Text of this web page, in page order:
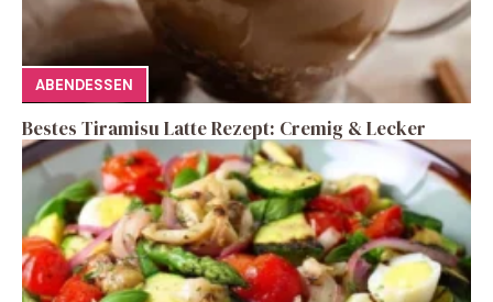
ABENDESSEN
Bestes Tiramisu Latte Rezept: Cremig & Lecker